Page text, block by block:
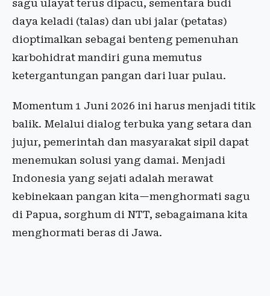
sagu ulayat terus dipacu, sementara budi
daya keladi (talas) dan ubi jalar (petatas)
dioptimalkan sebagai benteng pemenuhan
karbohidrat mandiri guna memutus
ketergantungan pangan dari luar pulau.
Momentum 1 Juni 2026 ini harus menjadi titik
balik. Melalui dialog terbuka yang setara dan
jujur, pemerintah dan masyarakat sipil dapat
menemukan solusi yang damai. Menjadi
Indonesia yang sejati adalah merawat
kebinekaan pangan kita—menghormati sagu
di Papua, sorghum di NTT, sebagaimana kita
menghormati beras di Jawa.